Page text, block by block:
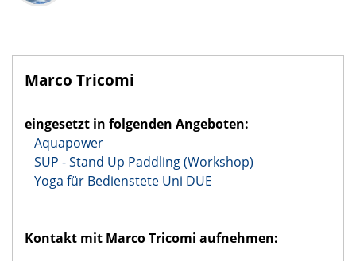
Marco Tricomi
eingesetzt in folgenden Angeboten:
Aquapower
SUP - Stand Up Paddling (Workshop)
Yoga für Bedienstete Uni DUE
Kontakt mit Marco Tricomi aufnehmen: